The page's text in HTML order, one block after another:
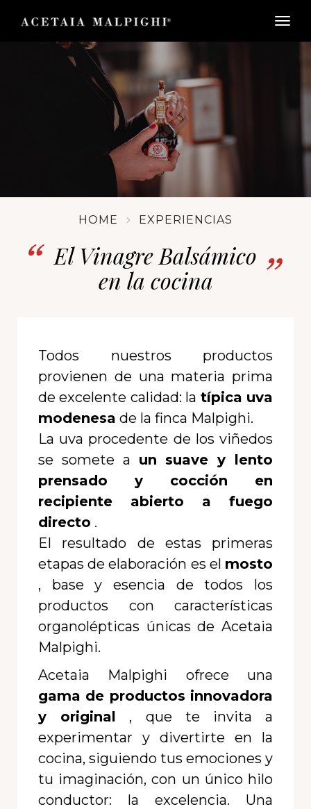
HOME EXPERIENCIAS
El Vinagre Balsámico
en la cocina
Todos nuestros productos
provienen de una materia prima
de excelente calidad: la típica uva
modenesa de la finca Malpighi.
La uva procedente de los viñedos
se somete a un suave y lento
prensado y
cocción en
recipiente abierto a fuego
directo .
El resultado de estas primeras
etapas de elaboración es el mosto
, base y esencia de todos los
productos con características
organolépticas únicas de Acetaia
Malpighi.
Acetaia Malpighi ofrece una
gama de productos innovadora
y original , que te invita a
experimentar y divertirte en la
cocina, siguiendo tus emociones y
tu imaginación, con un único hilo
conductor: la excelencia. Una